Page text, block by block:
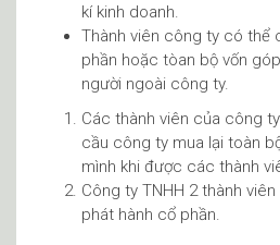
kí kinh doanh.
Thành viên công ty có thể
phần hoặc tòan bộ vốn
người ngoài công ty.
Các thành viên của công
cầu công ty mua lại toàn
mình khi được các thành
Công ty TNHH 2 thành
phát hành cổ phần.